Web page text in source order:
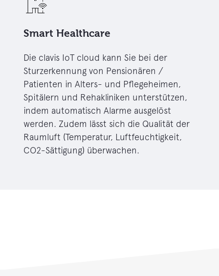
Smart Healthcare
Die clavis IoT cloud kann Sie bei der
Sturzerkennung von Pensionären /
Patienten in Alters- und Pflegeheimen,
Spitälern und Rehakliniken unterstützen,
indem automatisch Alarme ausgelöst
werden. Zudem lässt sich die Qualität der
Raumluft (Temperatur, Luftfeuchtigkeit,
CO2-Sättigung) überwachen.